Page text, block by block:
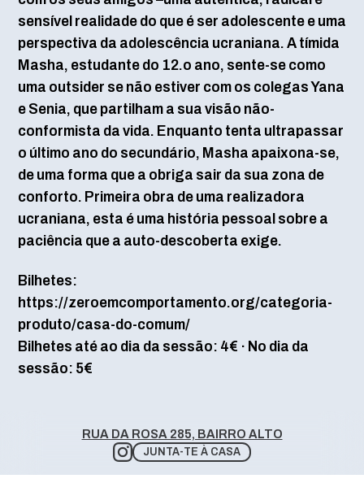
sensível realidade do que é ser adolescente e uma
perspectiva da adolescência ucraniana. A tímida
Masha, estudante do 12.o ano, sente-se como
uma outsider se não estiver com os colegas Yana
e Senia, que partilham a sua visão não-
conformista da vida. Enquanto tenta ultrapassar
o último ano do secundário, Masha apaixona-se,
de uma forma que a obriga sair da sua zona de
conforto. Primeira obra de uma realizadora
ucraniana, esta é uma história pessoal sobre a
paciência que a auto-descoberta exige.
Bilhetes:
https://zeroemcomportamento.org/categoria-
produto/casa-do-comum/
Bilhetes até ao dia da sessão: 4€ · No dia da
sessão: 5€
RUA DA ROSA 285, BAIRRO ALTO
JUNTA-TE À CASA